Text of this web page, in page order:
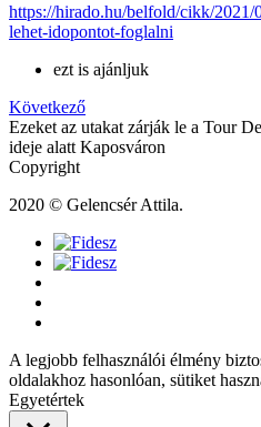
https://hirado.hu/belfold/cikk/2021/
lehet-idopontot-foglalni
ezt is ajánljuk
Következő
Ezeket az utakat zárják le a Tour
ideje alatt Kaposváron
Copyright
2020 © Gelencsér Attila.
A legjobb felhasználói élmény
oldalakhoz hasonlóan, sütiket
Egyetértek